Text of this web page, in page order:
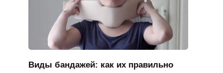
Виды бандажей: как их правильно